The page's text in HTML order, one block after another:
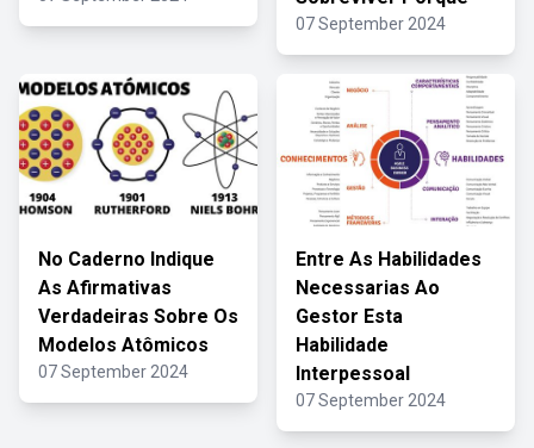
07 September 2024
No Caderno Indique
As Afirmativas
Verdadeiras Sobre Os
Modelos Atômicos
07 September 2024
Entre As Habilidades
Necessarias Ao
Gestor Esta
Habilidade
Interpessoal
07 September 2024